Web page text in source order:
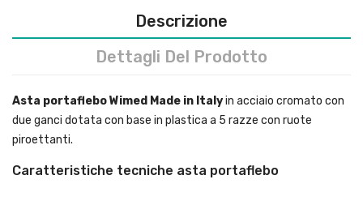
Descrizione
Dettagli Del Prodotto
Asta portaflebo Wimed Made in Italyin acciaio cromato con
due ganci dotata con base in plastica a 5 razze con ruote
piroettanti.
Caratteristiche tecniche asta portaflebo